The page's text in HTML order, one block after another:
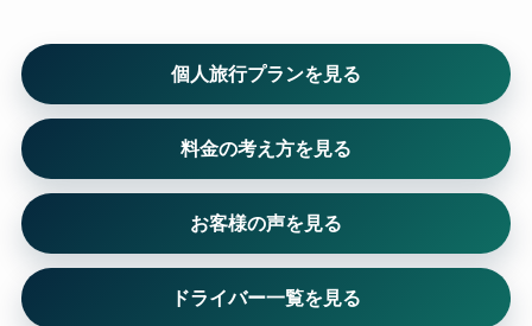
個人旅行プランを見る
料金の考え方を見る
お客様の声を見る
ドライバー一覧を見る